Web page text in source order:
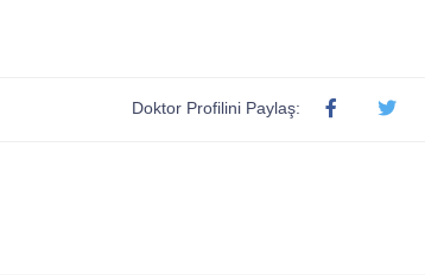
Doktor Profilini Paylaş: